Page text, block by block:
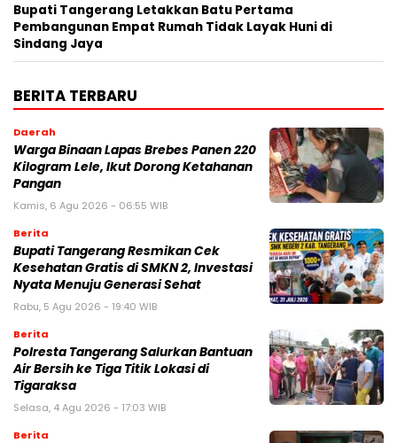
Bupati Tangerang Letakkan Batu Pertama
Pembangunan Empat Rumah Tidak Layak Huni di
Sindang Jaya
BERITA TERBARU
Daerah
Warga Binaan Lapas Brebes Panen 220
Kilogram Lele, Ikut Dorong Ketahanan
Pangan
Kamis, 6 Agu 2026 - 06:55 WIB
Berita
‎Bupati Tangerang Resmikan Cek
Kesehatan Gratis di SMKN 2, Investasi
Nyata Menuju Generasi Sehat
Rabu, 5 Agu 2026 - 19:40 WIB
Berita
Polresta Tangerang Salurkan Bantuan
Air Bersih ke Tiga Titik Lokasi di
Tigaraksa
Selasa, 4 Agu 2026 - 17:03 WIB
Berita